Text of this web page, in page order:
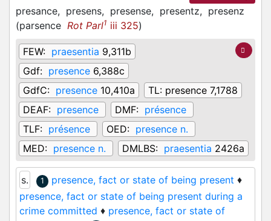
presance, presens, presense, presentz, presenz
(parsence Rot Parl1 iii 325)
FEW: praesentia 9,311b
Gdf: presence 6,388c
GdfC: presence 10,410a TL: presence 7,1788
DEAF: presence DMF: présence
TLF: présence OED: presence n.
MED: presence n. DMLBS: praesentia 2426a
s. 1 presence, fact or state of being present ♦
presence, fact or state of being present during a
crime committed ♦ presence, fact or state of